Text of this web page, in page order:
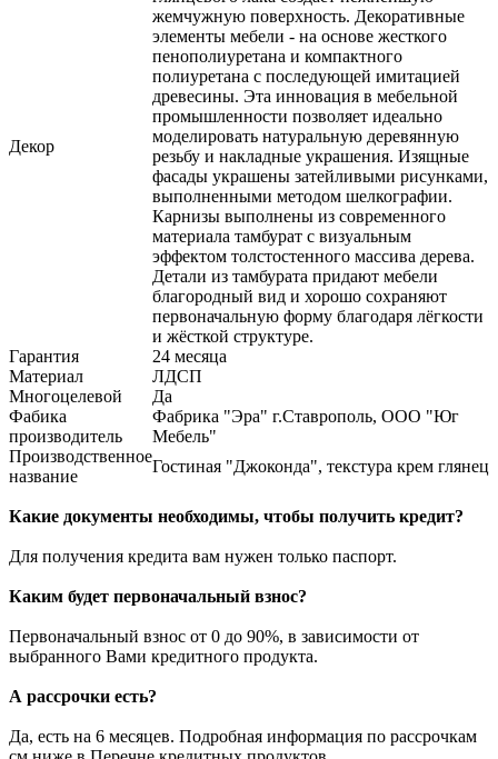
Декор
жемчужную поверхность. Декоративные
элементы мебели - на основе жесткого
пенополиуретана и компактного
полиуретана с последующей имитацией
древесины. Эта инновация в мебельной
промышленности позволяет идеально
моделировать натуральную деревянную
резьбу и накладные украшения. Изящные
фасады украшены затейливыми рисунками,
выполненными методом шелкографии.
Карнизы выполнены из современного
материала тамбурат с визуальным
эффектом толстостенного массива дерева.
Детали из тамбурата придают мебели
благородный вид и хорошо сохраняют
первоначальную форму благодаря лёгкости
и жёсткой структуре.
Гарантия
24 месяца
Материал
ЛДСП
Многоцелевой
Да
Фабика
производитель
Фабрика "Эра" г.Ставрополь, ООО "Юг
Мебель"
Производственное
название
Гостиная "Джоконда", текстура крем глянец
Какие документы необходимы, чтобы получить кредит?
Для получения кредита вам нужен только паспорт.
Каким будет первоначальный взнос?
Первоначальный взнос от 0 до 90%, в зависимости от
выбранного Вами кредитного продукта.
А рассрочки есть?
Да, есть на 6 месяцев. Подробная информация по рассрочкам